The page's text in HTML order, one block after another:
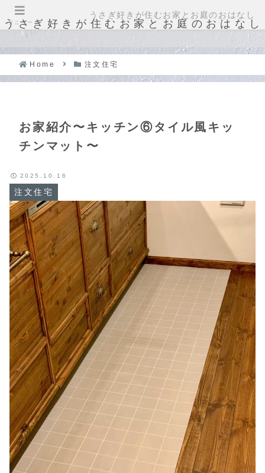
うさぎ好きが住むお家とお庭のおはなし
Home 注文住宅
お家紹介〜キッチン⑥タイル風キッ
チンマット〜
注文住宅
2025.10.16
メニュー
うさぎ好きが住むお家とお庭のおはなし